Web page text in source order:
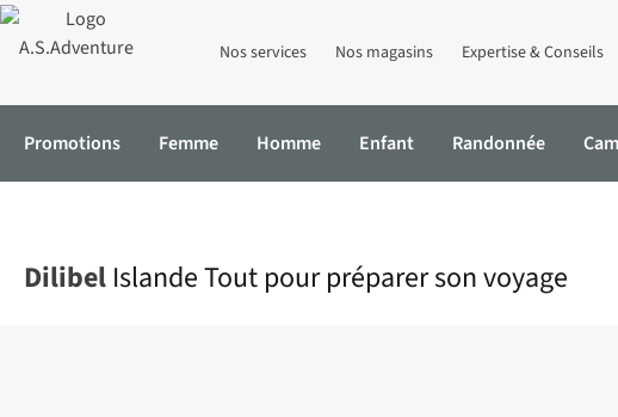
Nos services Nos magasins Expertise & Conseils
Promotions Femme Homme Enfant Randonnée
Dilibel Islande Tout pour préparer son voyage